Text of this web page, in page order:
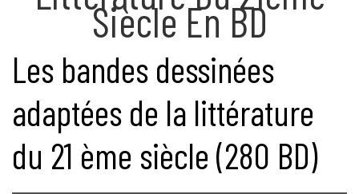
LITTÉRATURE EN
BANDE DESSINÉE
Siècle En BD
Les bandes dessinées
adaptées de la littérature
du 21 ème siècle (280 BD)